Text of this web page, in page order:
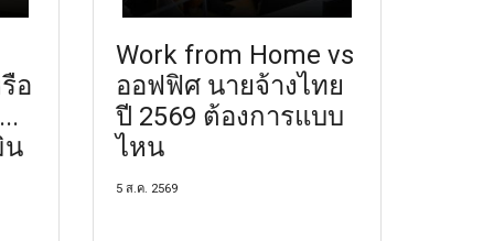
อ
น
Work from Home vs
ออฟฟิศ นายจ้างไทย
ปี 2569 ต้องการแบบ
ไหน
5 ส.ค. 2569